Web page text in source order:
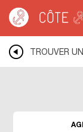
Warning : Undefined
/var/www/
Côte & Littoral>Les
LIVORNO
Agences
TROUVER